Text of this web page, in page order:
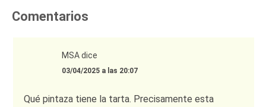
Comentarios
MSAdice
03/04/2025 a las 20:07
Qué pintaza tiene la tarta. Precisamente esta